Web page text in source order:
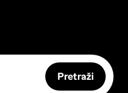
Pretraži